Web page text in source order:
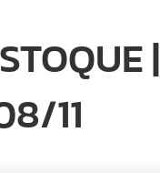
|
11